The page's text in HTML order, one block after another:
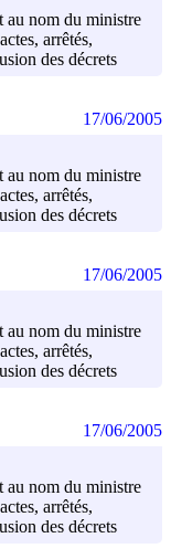
au nom du ministre
arrêtés,
des décrets
au nom du ministre
arrêtés,
des décrets
17/06/2005
au nom du ministre
arrêtés,
des décrets
17/06/2005
au nom du ministre
arrêtés,
des décrets
17/06/2005